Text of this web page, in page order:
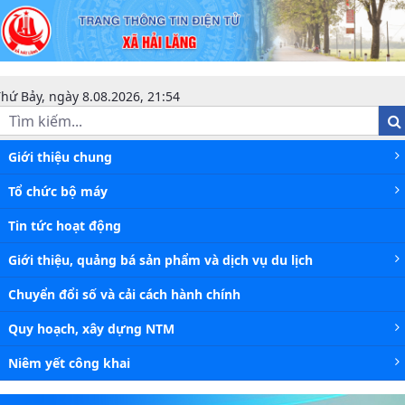
Công bố quy hoạch - Xã Hải Lăng
Bảy, ngày 8.08.2026, 21:54
Giới thiệu chung
Tổ chức bộ máy
Tin tức hoạt động
Giới thiệu, quảng bá sản phẩm và dịch vụ du lịch
Chuyển đổi số và cải cách hành chính
Quy hoạch, xây dựng NTM
Niêm yết công khai